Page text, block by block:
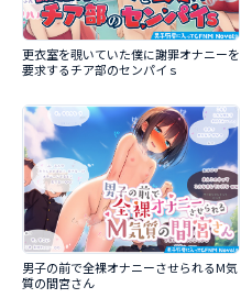
更衣室を覗いていた僕に謝罪オナニーを
要求するチア部のセンパイｓ
男子の前で全裸オナニーさせられるM気
質の間宮さん